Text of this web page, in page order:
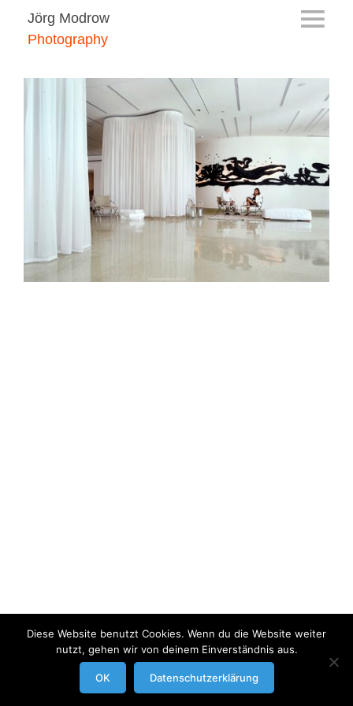
Jörg Modrow
Photography
modrowgrafie.de © 2023 | Impressum/Datenschutzerklaerung
Businessportraits
Diese Website benutzt Cookies. Wenn du die Website weiter
nutzt, gehen wir von deinem Einverständnis aus.
OK Datenschutzerklärung